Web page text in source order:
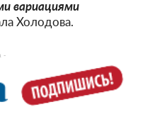
вариациями
Холодова.
-